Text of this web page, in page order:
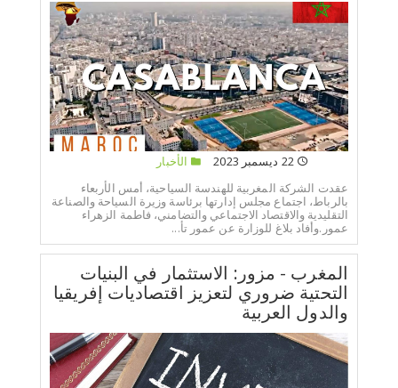
الأخبار
عقدت الشركة المغربية للهندسة السياحية، أمس الأربعاء
بالرباط، اجتماع مجلس إدارتها برئاسة وزيرة السياحة والصناعة
التقليدية والاقتصاد الاجتماعي والتضامني، فاطمة الزهراء
عمور.وأفاد بلاغ للوزارة عن عمور تأ...
المغرب - مزور: الاستثمار في البنيات
التحتية ضروري لتعزيز اقتصاديات إفريقيا
والدول العربية